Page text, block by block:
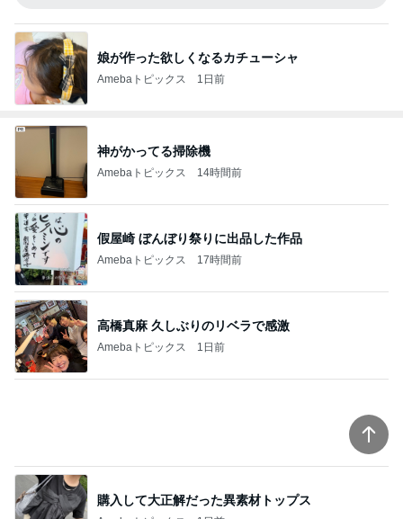
娘が作った欲しくなるカチューシャ
Amebaトピックス 1日前
神がかってる掃除機
Amebaトピックス 14時間前
假屋崎 ぼんぼり祭りに出品した作品
Amebaトピックス 17時間前
高橋真麻 久しぶりのリベラで感激
Amebaトピックス 1日前
とても心に残った学生の発表